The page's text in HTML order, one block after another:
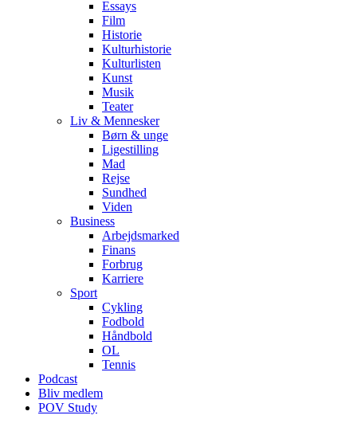
Essays
Film
Historie
Kulturhistorie
Kulturlisten
Kunst
Musik
Teater
Liv & Mennesker
Børn & unge
Ligestilling
Mad
Rejse
Sundhed
Viden
Business
Arbejdsmarked
Finans
Forbrug
Karriere
Sport
Cykling
Fodbold
Håndbold
OL
Tennis
Podcast
Bliv medlem
POV Study